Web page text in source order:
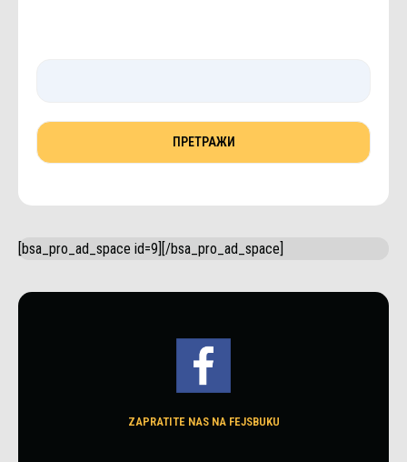
[bsa_pro_ad_space id=9][/bsa_pro_ad_space]
ZAPRATITE NAS NA FEJSBUKU